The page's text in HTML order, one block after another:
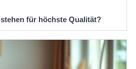
für höchste Qualität?